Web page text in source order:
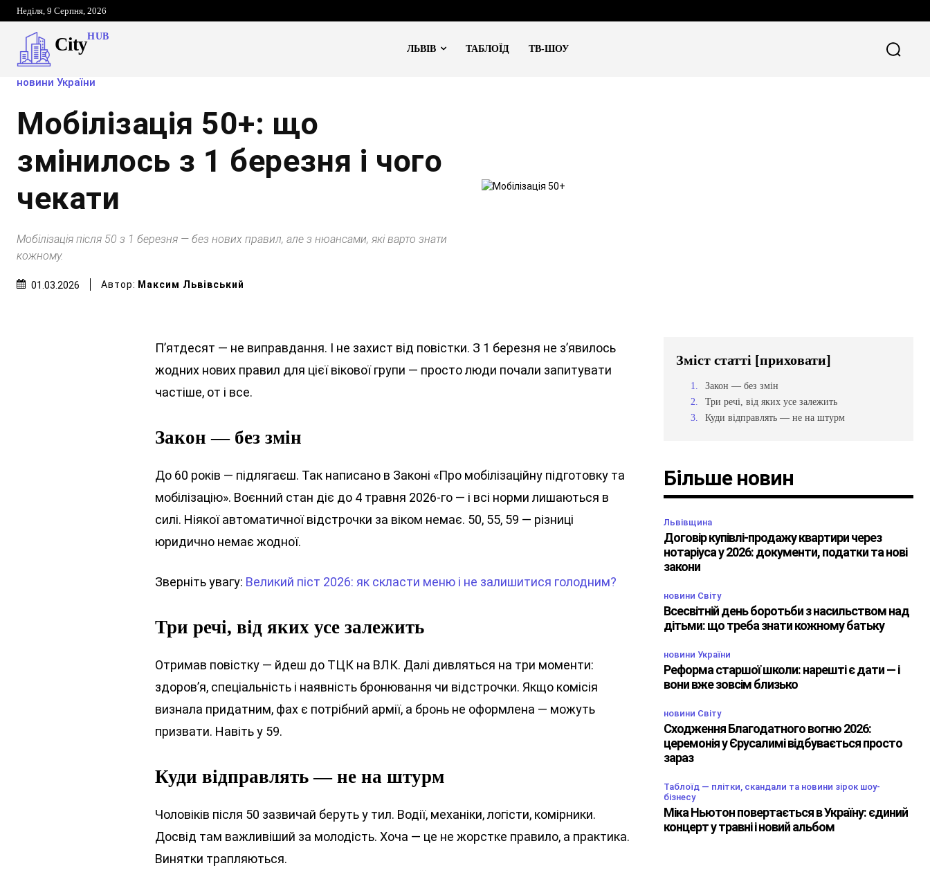
Неділя, 9 Серпня, 2026
CityHUB
ЛЬВІВ
ТАБЛОЇД ТВ-ШОУ
новини України
Мобілізація 50+: що
змінилось з 1 березня і чого
чекати
Мобілізація після 50 з 1 березня — без нових правил, але з нюансами, які варто знати
кожному.
01.03.2026 Автор: Максим Львівський
П’ятдесят — не виправдання. І не захист від повістки. З 1 березня не з’явилось
жодних нових правил для цієї вікової групи — просто люди почали запитувати
частіше, от і все.
Закон — без змін
До 60 років — підлягаєш. Так написано в Законі «Про мобілізаційну підготовку та
мобілізацію». Воєнний стан діє до 4 травня 2026-го — і всі норми лишаються в
силі. Ніякої автоматичної відстрочки за віком немає. 50, 55, 59 — різниці
юридично немає жодної.
Зверніть увагу: Великий піст 2026: як скласти меню і не залишитися голодним?
Три речі, від яких усе залежить
Отримав повістку — йдеш до ТЦК на ВЛК. Далі дивляться на три моменти:
здоров’я, спеціальність і наявність бронювання чи відстрочки. Якщо комісія
визнала придатним, фах є потрібний армії, а бронь не оформлена — можуть
призвати. Навіть у 59.
Куди відправлять — не на штурм
Чоловіків після 50 зазвичай беруть у тил. Водії, механіки, логісти, комірники.
Досвід там важливіший за молодість. Хоча — це не жорстке правило, а практика.
Винятки трапляються.
Зміст статті [приховати]
Закон — без змін
Три речі, від яких усе залежить
Куди відправлять — не на штурм
Більше новин
Львівщина
Договір купівлі-продажу квартири через
нотаріуса у 2026: документи, податки та нові
закони
новини Світу
Всесвітній день боротьби з насильством над
дітьми: що треба знати кожному батьку
новини України
Реформа старшої школи: нарешті є дати — і
вони вже зовсім близько
новини Світу
Сходження Благодатного вогню 2026:
церемонія у Єрусалимі відбувається просто
зараз
Таблоїд — плітки, скандали та новини зірок шоу-
бізнесу
Міка Ньютон повертається в Україну: єдиний
концерт у травні і новий альбом